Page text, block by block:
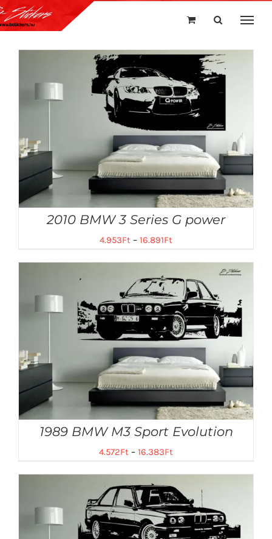
Kihagyás
2010 BMW 3 Series G power
4.953Ft – 16.891Ft
1989 BMW M3 Sport Evolution
4.572Ft – 16.383Ft